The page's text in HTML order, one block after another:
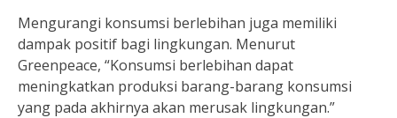
Mengurangi konsumsi berlebihan juga memiliki
dampak positif bagi lingkungan. Menurut
Greenpeace, “Konsumsi berlebihan dapat
meningkatkan produksi barang-barang konsumsi
yang pada akhirnya akan merusak lingkungan.”